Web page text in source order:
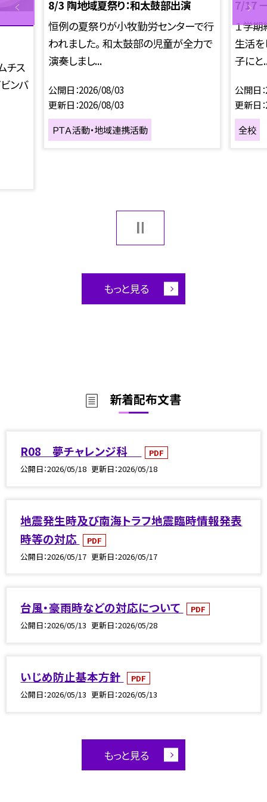
チス
ンバ
8/3 陶地域夏祭り：和太鼓部出演
恒例の夏祭りが小牧勤労センターで行
われました。 和太鼓部の児童が全力で
演奏しまし...
公開日 2026/08/03
更新日 2026/08/03
ＰＴＡ活動・地域連携活動
7/17
１学期
生活を
子にと
公開日
更新日
全校
もっと見る
新着配布文書
R08 夢チャレンジ科
PDF
公開日 2026/05/18 更新日 2026/05/18
地震発生時及び南海トラフ地震臨時情報発表
時等の対応
PDF
公開日 2026/05/17 更新日 2026/05/17
台風・豪雨時などの対応について
PDF
公開日 2026/05/13 更新日 2026/05/28
いじめ防止基本方針
PDF
公開日 2026/05/13 更新日 2026/05/13
もっと見る